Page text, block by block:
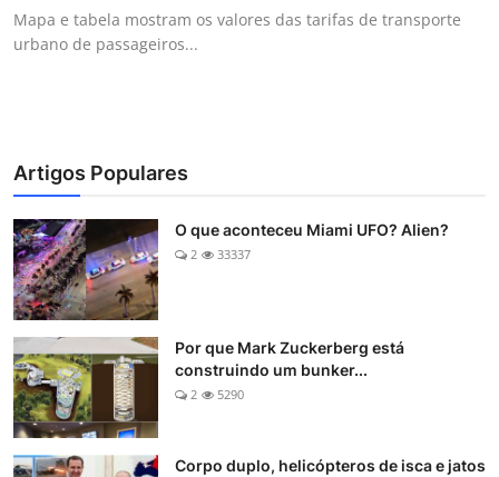
Mapa e tabela mostram os valores das tarifas de transporte
urbano de passageiros...
Artigos Populares
O que aconteceu Miami UFO? Alien?
2 33337
Por que Mark Zuckerberg está
construindo um bunker...
2 5290
Corpo duplo, helicópteros de isca e jatos